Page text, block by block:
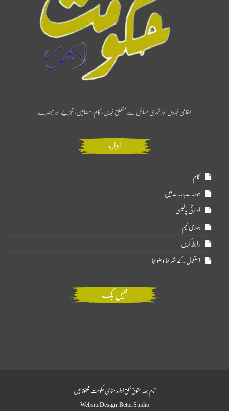
مقامی خبروں اور شہری مسائل سے متعلق خبریں، کالم، مضامین، تجزیے اور تبصرے
ادارہ
کالم
ہمارے بارے میں
ادارتی پالیسی
ہماری ٹیم
رابطہ کریں
استعمال کے شرائط و ضوابط
فیس بک
تمام جملہ حقوق بحق ادارہ مقامی حکومت محفوظ ہیں
Website Design: BetterStudio